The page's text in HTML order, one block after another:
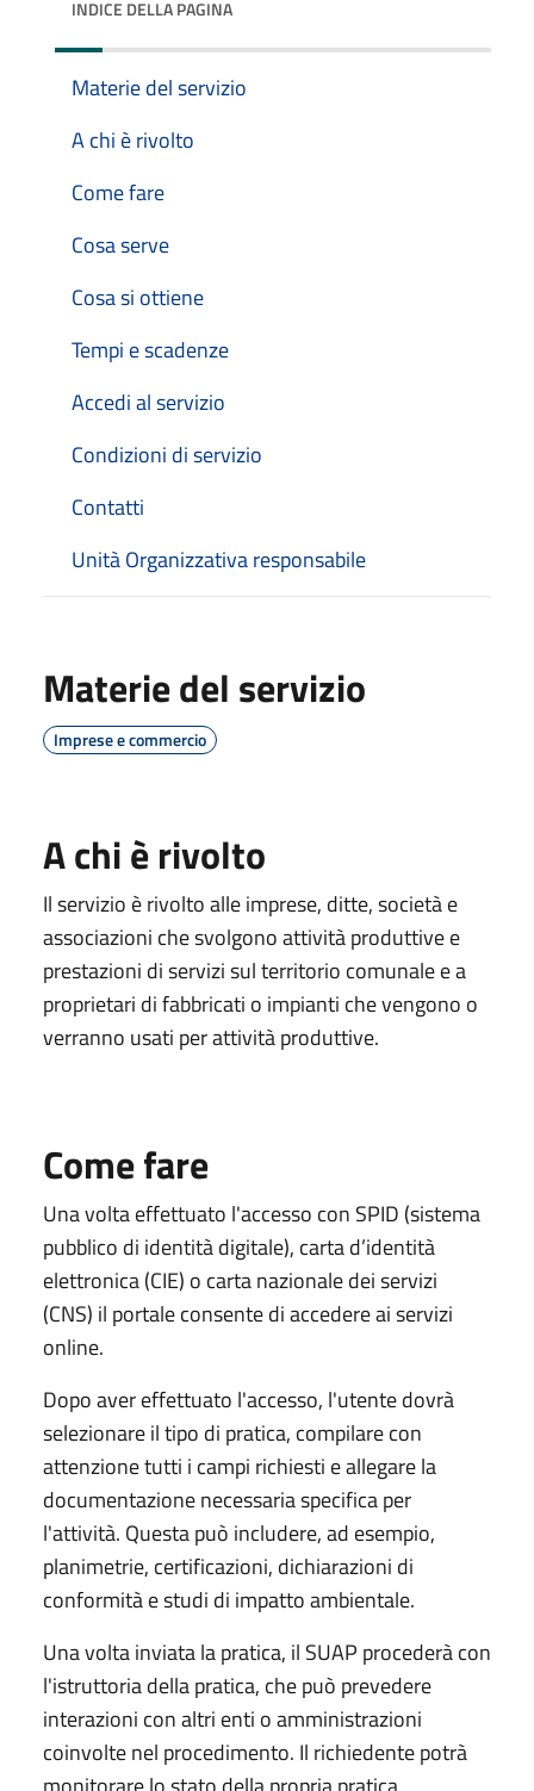
INDICE DELLA PAGINA
Materie del servizio
A chi è rivolto
Come fare
Cosa serve
Cosa si ottiene
Tempi e scadenze
Accedi al servizio
Condizioni di servizio
Contatti
Unità Organizzativa responsabile
Materie del servizio
Imprese e commercio
A chi è rivolto
Il servizio è rivolto alle imprese, ditte, società e
associazioni che svolgono attività produttive e
prestazioni di servizi sul territorio comunale e a
proprietari di fabbricati o impianti che vengono o
verranno usati per attività produttive.
Come fare
Una volta effettuato l'accesso con SPID (sistema
pubblico di identità digitale), carta d’identità
elettronica (CIE) o carta nazionale dei servizi
(CNS) il portale consente di accedere ai servizi
online.
Dopo aver effettuato l'accesso, l'utente dovrà
selezionare il tipo di pratica, compilare con
attenzione tutti i campi richiesti e allegare la
documentazione necessaria specifica per
l'attività. Questa può includere, ad esempio,
planimetrie, certificazioni, dichiarazioni di
conformità e studi di impatto ambientale.
Una volta inviata la pratica, il SUAP procederà con
l'istruttoria della pratica, che può prevedere
interazioni con altri enti o amministrazioni
coinvolte nel procedimento. Il richiedente potrà